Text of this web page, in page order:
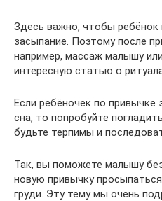
Здесь важно, чтобы ребёнок
засыпание. Поэтому после
например, массаж малышу
интересную статью о
Если ребёночек по привычке
сна, то попробуйте
будьте терпимы и
Так, вы поможете малышу
новую привычку
груди. Эту тему мы очень